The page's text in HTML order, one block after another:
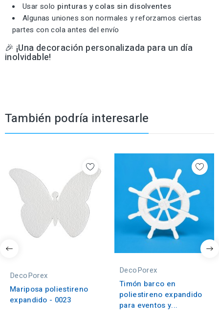
Usar solo pinturas y colas sin disolventes
Algunas uniones son normales y reforzamos ciertas
partes con cola antes del envío
🎉 ¡Una decoración personalizada para un día
inolvidable!
También podría interesarle
DecoPorex
Mariposa poliestireno
expandido - 0023
DecoPorex
Timón barco en
poliestireno expandido
para eventos y...